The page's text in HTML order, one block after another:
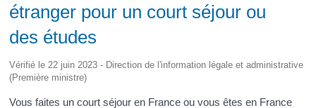
étranger pour un court séjour ou
des études
Vérifié le 22 juin 2023 - Direction de l'information légale et administrative
(Première ministre)
Vous faites un court séjour en France ou vous êtes en France